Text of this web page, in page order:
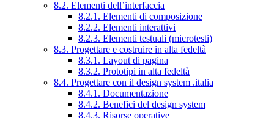
8.2. Elementi dell’interfaccia
8.2.1. Elementi di composizione
8.2.2. Elementi interattivi
8.2.3. Elementi testuali (microtesti)
8.3. Progettare e costruire in alta fedeltà
8.3.1. Layout di pagina
8.3.2. Prototipi in alta fedeltà
8.4. Progettare con il design system .italia
8.4.1. Documentazione
8.4.2. Benefici del design system
8.4.3. Risorse operative